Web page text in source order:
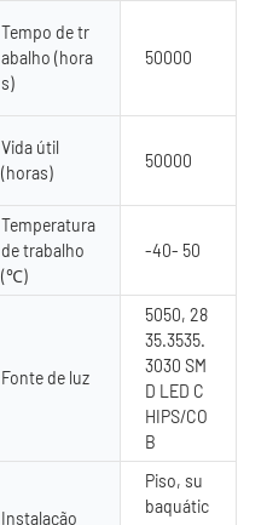
Tempo de tr
abalho (hora
s)
50000
Vida útil
(horas)
50000
Temperatura
de trabalho
(℃)
-40- 50
Fonte de luz
5050, 28
35.3535.
3030 SM
D LED C
HIPS/CO
B
Instalação
Piso, su
baquátic